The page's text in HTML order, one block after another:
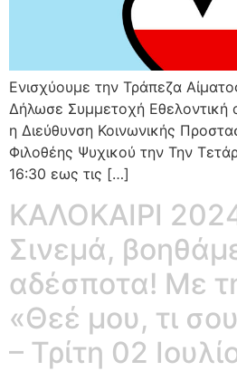
Ενισχύουμε την Τράπεζα
Δήλωσε Συμμετοχή Εθελοντική
η Διεύθυνση Κοινωνικής
Φιλοθέης Ψυχικού την Την
16:30 εως τις […]
ΚΑΛΟΚΑΙΡΙ
Σινεμά,
αδέσποτα! Με
«Θεέ μου, τι
– Τρίτη 02